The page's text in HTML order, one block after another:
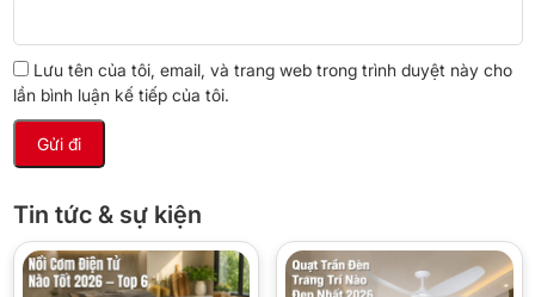
✗ Cân nhắc nếu bạn
Muốn ép rau lá xanh, cần tây để giữ tối đa
enzyme — nên chọn máy ép chậm
ly tâm bã ẩm hơn ép chậm)
Ở chung cư cần độ ồn rất thấp khi ép sáng sớm
Lưu tên của tôi, email, và trang web trong trình duyệt này cho
lần bình luận kế tiếp của tôi.
Tin tức & sự kiện